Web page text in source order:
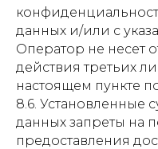
данных и/или с
Оператор не несет
действия третьих
настоящем пункте
8.6. Установленные
данных запреты на
предоставления